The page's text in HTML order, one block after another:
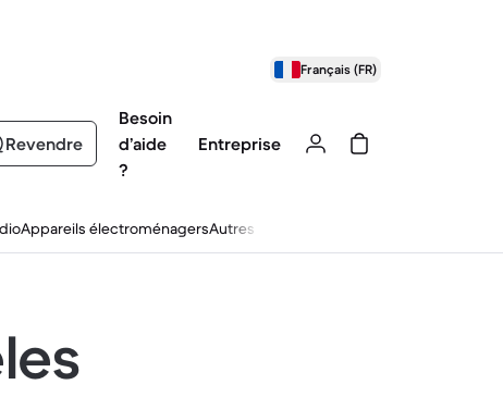
Français (FR)
Revendre
Besoin
d’aide
?
Entreprise
Appareils électroménagersAutres